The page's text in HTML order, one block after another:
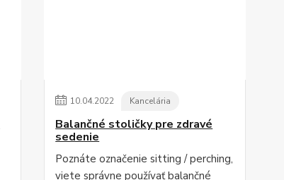
10.04.2022 Kancelária
Balančné stoličky pre zdravé
sedenie
Poznáte označenie sitting / perching,
viete správne používať balančné